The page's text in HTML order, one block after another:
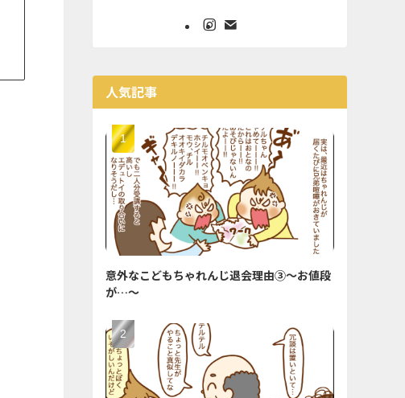
人気記事
意外なこどもちゃれんじ退会理由③〜お値段
が…〜